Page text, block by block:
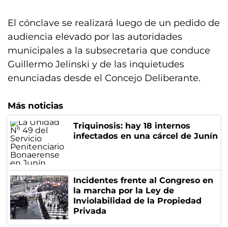
El cónclave se realizará luego de un pedido de
audiencia elevado por las autoridades
municipales a la subsecretaria que conduce
Guillermo Jelinski y de las inquietudes
enunciadas desde el Concejo Deliberante.
Más noticias
Triquinosis: hay 18 internos
infectados en una cárcel de Junín
Incidentes frente al Congreso en
la marcha por la Ley de
Inviolabilidad de la Propiedad
Privada